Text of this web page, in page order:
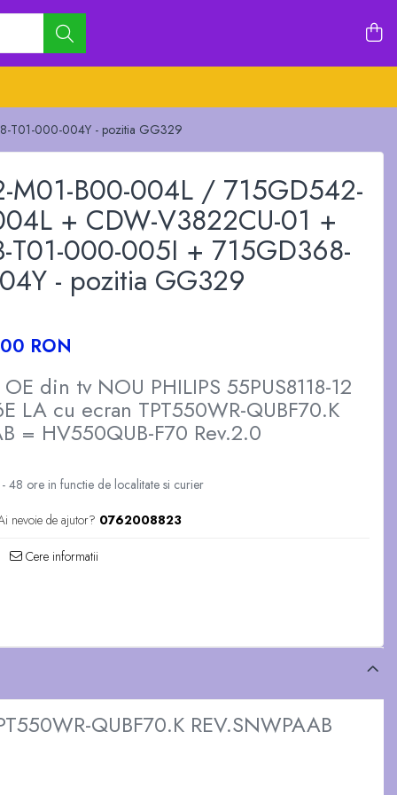
T01-000-004Y - pozitia GG329
M01-B00-004L / 715GD542-
+ CDW-V3822CU-01 +
T01-000-005I + 715GD368-
- pozitia GG329
RON
din tv NOU PHILIPS 55PUS8118-12
LA cu ecran TPT550WR-QUBF70.K
= HV550QUB-F70 Rev.2.0
48 ore in functie de localitate si curier
nevoie de ajutor? 0762008823
Cere informatii
QUBF70.K REV.SNWPAAB